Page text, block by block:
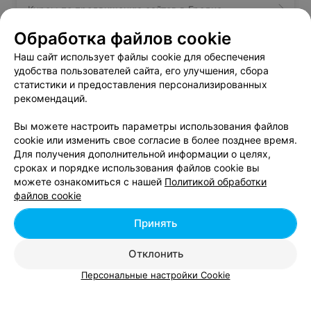
Курсы по продвижению сайтов в Гродно
Курсы копирайтинга в Гродно
Курсы контекстной рекламы в Гродно
Добавить компанию
Добавить специалиста
Обработка файлов cookie
Наш сайт использует файлы cookie для обеспечения
удобства пользователей сайта, его улучшения, сбора
статистики и предоставления персонализированных
рекомендаций.
Вы можете настроить параметры использования файлов
cookie или изменить свое согласие в более позднее время.
Для получения дополнительной информации о целях,
сроках и порядке использования файлов cookie вы
можете ознакомиться с нашей Политикой обработки
файлов cookie
Отклонить
Принять
Персональные настройки Cookie